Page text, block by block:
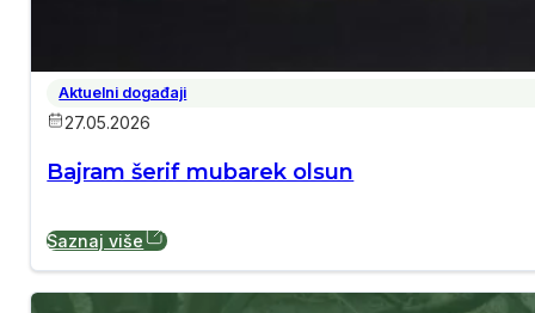
Aktuelni događaji
27.05.2026
Bajram šerif mubarek olsun
Saznaj više